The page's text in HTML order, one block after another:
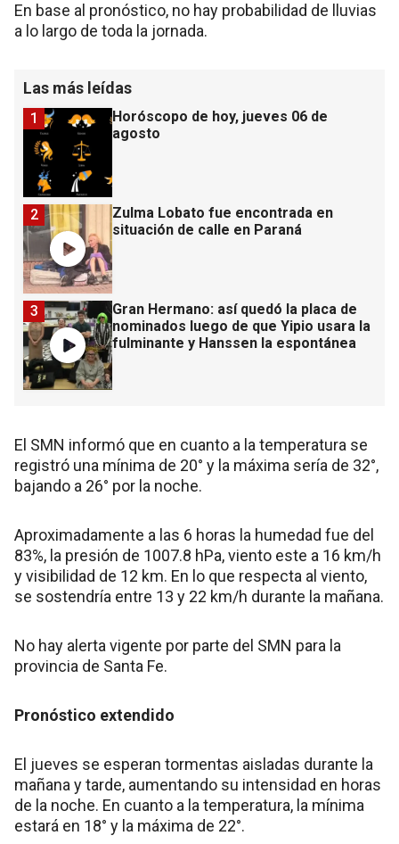
En base al pronóstico, no hay probabilidad de lluvias
a lo largo de toda la jornada.
Las más leídas
Horóscopo de hoy, jueves 06 de
agosto
1
Zulma Lobato fue encontrada en
situación de calle en Paraná
2
Gran Hermano: así quedó la placa de
nominados luego de que Yipio usara la
fulminante y Hanssen la espontánea
3
El SMN informó que en cuanto a la temperatura se
registró una mínima de 20° y la máxima sería de 32°,
bajando a 26° por la noche.
Aproximadamente a las 6 horas la humedad fue del
83%, la presión de 1007.8 hPa, viento este a 16 km/h
y visibilidad de 12 km. En lo que respecta al viento,
se sostendría entre 13 y 22 km/h durante la mañana.
No hay alerta vigente por parte del SMN para la
provincia de Santa Fe.
Pronóstico extendido
El jueves se esperan tormentas aisladas durante la
mañana y tarde, aumentando su intensidad en horas
de la noche. En cuanto a la temperatura, la mínima
estará en 18° y la máxima de 22°.